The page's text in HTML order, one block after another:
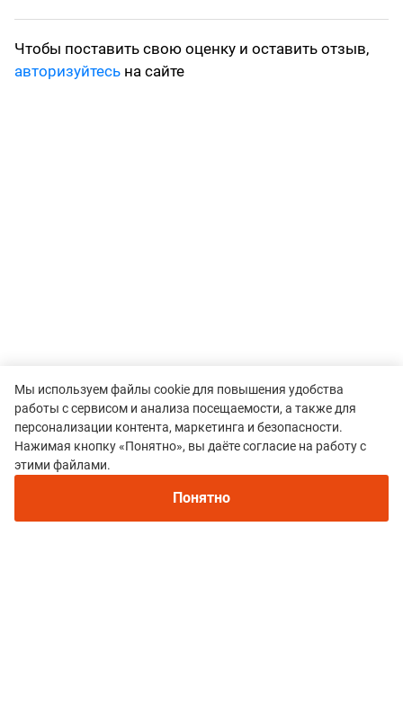
Чтобы поставить свою оценку и оставить отзыв,
авторизуйтесь на сайте
Скоростное восхождение на пик Хулугайша
Мы используем файлы cookie для повышения удобства
работы с сервисом и анализа посещаемости, а также для
персонализации контента, маркетинга и безопасности.
Нажимая кнопку «Понятно», вы даёте согласие на работу с
этими файлами.
Понятно